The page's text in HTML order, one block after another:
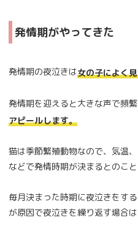
発情期がやってきた
発情期の夜泣きは女の子によく
発情期を迎えると大きな声で頻繁
アピールします。
猫は季節繁殖動物なので、気温
などで発情時期が決まるとのこと
毎月決まった時期に夜泣きをす
が原因で夜泣きを繰り返す場合は